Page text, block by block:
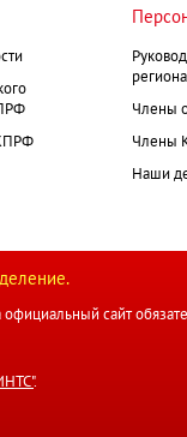
Члены
Члены
Наши
официальный сайт
.